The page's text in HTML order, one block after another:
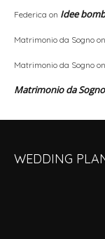
Federica on Idee
Matrimonio da Sogno on
Matrimonio da Sogno on
Matrimonio da Sogno
WEDDING